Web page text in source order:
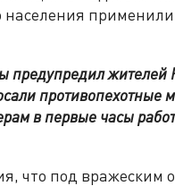
населения
предупредил жителей
противопехотные
в первые часы
что под вражеским